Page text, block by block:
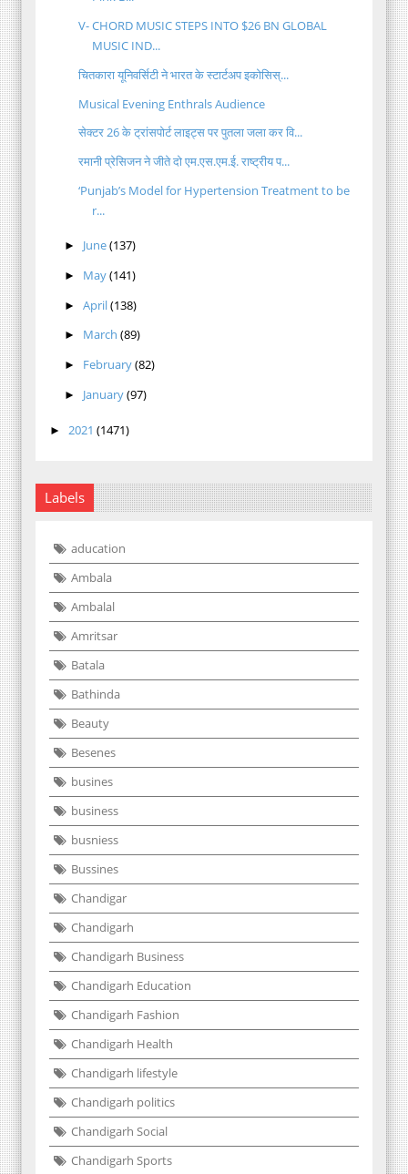
V- CHORD MUSIC STEPS INTO $26 BN GLOBAL
MUSIC IND...
चितकारा यूनिवर्सिटी ने भारत के स्टार्टअप इकोसिस्...
Musical Evening Enthrals Audience
सेक्टर 26 के ट्रांसपोर्ट लाइट्स पर पुतला जला कर वि...
रमानी प्रेसिजन ने जीते दो एम.एस.एम.ई. राष्ट्रीय प...
‘Punjab’s Model for Hypertension Treatment to be
r...
► June(137)
► May(141)
► April(138)
► March (89)
► February(82)
► January(97)
► 2021 (1471)
Labels
aducation
Ambala
Ambalal
Amritsar
Batala
Bathinda
Beauty
Besenes
busines
business
busniess
Bussines
Chandigar
Chandigarh
Chandigarh Business
Chandigarh Education
Chandigarh Fashion
Chandigarh Health
Chandigarh lifestyle
Chandigarh politics
Chandigarh Social
Chandigarh Sports